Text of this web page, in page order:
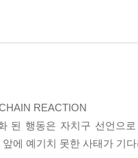
REACTION
된 행동은 자치구 선언으
에 예기치 못한 사태가 기